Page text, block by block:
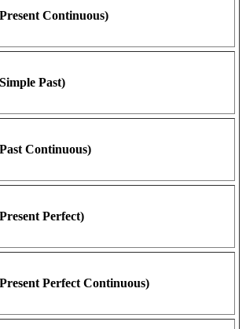
Continuous)
Past)
Continuous)
Perfect)
Perfect Continuous)